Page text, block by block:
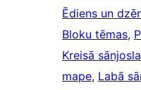
Ēdiens un
Bloku tēmas,
Kreisā sānjosla
mape, Labā